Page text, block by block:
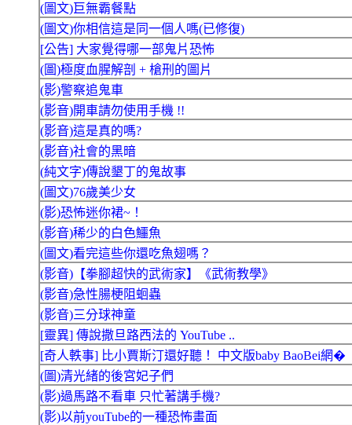
(圖文)巨無霸餐點
(圖文)你相信這是同一個人嗎(已修復)
[公告] 大家覺得哪一部鬼片恐怖
(圖)極度血腥解剖 + 槍刑的圖片
(影)警察追鬼車
(影音)開車請勿使用手機 !!
(影音)這是真的嗎?
(影音)社會的黑暗
(純文字)傳說墾丁的鬼故事
(圖文)76歲美少女
(影)恐怖迷你裙~！
(影音)稀少的白色鱷魚
(圖文)看完這些你還吃魚翅嗎？
(影音)【拳腳超快的武術家】《武術教學》
(影音)急性腸梗阻蛔蟲
(影音)三分球神童
[靈異] 傳說撒旦路西法的 YouTube ..
[奇人軼事] 比小賈斯汀還好聽！ 中文版baby BaoBei網�
(圖)清光緒的後宮妃子們
(影)過馬路不看車 只忙著講手機?
(影)以前youTube的一種恐怖畫面